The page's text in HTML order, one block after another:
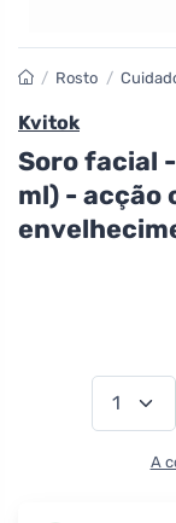
/ Rosto /
Kvitok
Soro facial
ml) - acção
A